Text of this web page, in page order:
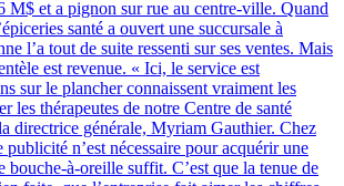
M$ et a pignon sur rue au centre-ville. Quand
santé a ouvert une succursale à
l’a tout de suite ressenti sur ses ventes. Mais
est revenue. « Ici, le service est
sur le plancher connaissent vraiment les
les thérapeutes de notre Centre de santé
directrice générale, Myriam Gauthier. Chez
n’est nécessaire pour acquérir une
bouche-à-oreille suffit. C’est que la tenue de